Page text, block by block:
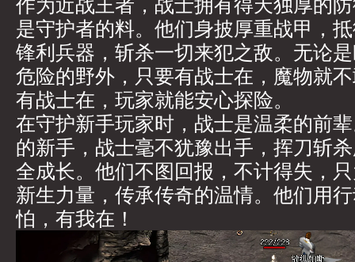
是守护者的料。他们身披厚重战甲，
锋利兵器，斩杀一切来犯之敌。无论
危险的野外，只要有战士在，魔物就
有战士在，玩家就能安心探险。
在守护新手玩家时，战士是温柔的前
的新手，战士毫不犹豫出手，挥刀斩
全成长。他们不图回报，不计得失，
新生力量，传承传奇的温情。他们用
怕，有我在！